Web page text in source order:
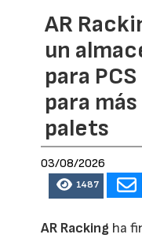
AR
un
para
para
palets
03/08/2026
1487
AR Racking ha